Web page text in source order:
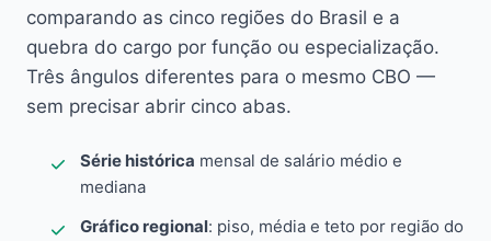
comparando as cinco regiões do Brasil e a
quebra do cargo por função ou especialização.
Três ângulos diferentes para o mesmo CBO —
sem precisar abrir cinco abas.
Série histórica mensal de salário médio e
mediana
Gráfico regional: piso, média e teto por região do